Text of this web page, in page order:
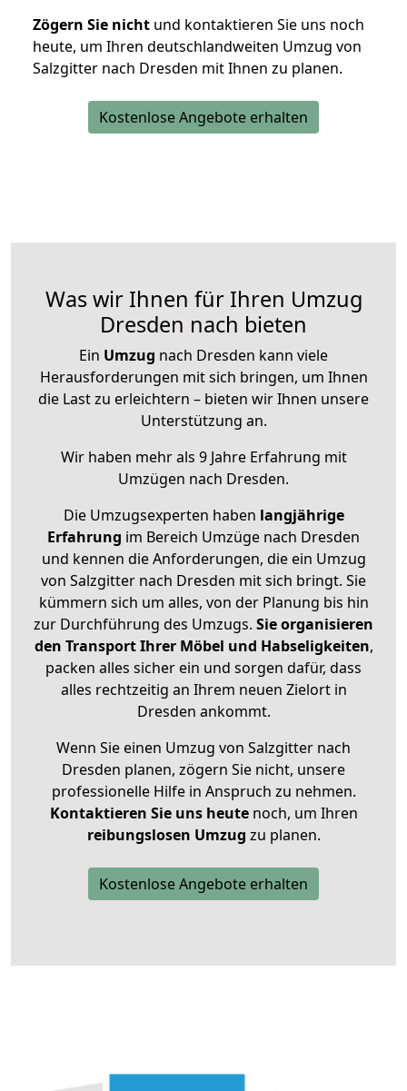
Zögern Sie nicht und kontaktieren Sie uns noch
heute, um Ihren deutschlandweiten Umzug von
Salzgitter nach Dresden mit Ihnen zu planen.
Kostenlose Angebote erhalten
Was wir Ihnen für Ihren Umzug
Dresden nach bieten
Ein Umzug nach Dresden kann viele
Herausforderungen mit sich bringen, um Ihnen
die Last zu erleichtern – bieten wir Ihnen unsere
Unterstützung an.
Wir haben mehr als 9 Jahre Erfahrung mit
Umzügen nach Dresden.
Die Umzugsexperten haben langjährige
Erfahrung im Bereich Umzüge nach Dresden
und kennen die Anforderungen, die ein Umzug
von Salzgitter nach Dresden mit sich bringt. Sie
kümmern sich um alles, von der Planung bis hin
zur Durchführung des Umzugs. Sie organisieren
den Transport Ihrer Möbel und Habseligkeiten,
packen alles sicher ein und sorgen dafür, dass
alles rechtzeitig an Ihrem neuen Zielort in
Dresden ankommt.
Wenn Sie einen Umzug von Salzgitter nach
Dresden planen, zögern Sie nicht, unsere
professionelle Hilfe in Anspruch zu nehmen.
Kontaktieren Sie uns heutenoch, um Ihren
reibungslosen Umzug zu planen.
Kostenlose Angebote erhalten